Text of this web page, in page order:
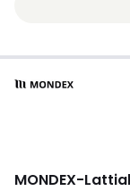
MONDEX-